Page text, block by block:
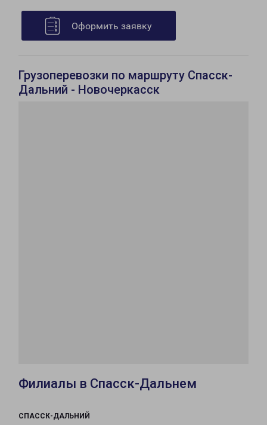
Оформить заявку
Грузоперевозки по маршруту Спасск-
Дальний - Новочеркасск
Филиалы в Спасск-Дальнем
СПАССК-ДАЛЬНИЙ